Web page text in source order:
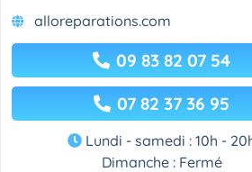
alloreparations.com
09 83 82 07 54
07 82 37 36 95
Lundi - samedi : 10h -
Dimanche : Fermé